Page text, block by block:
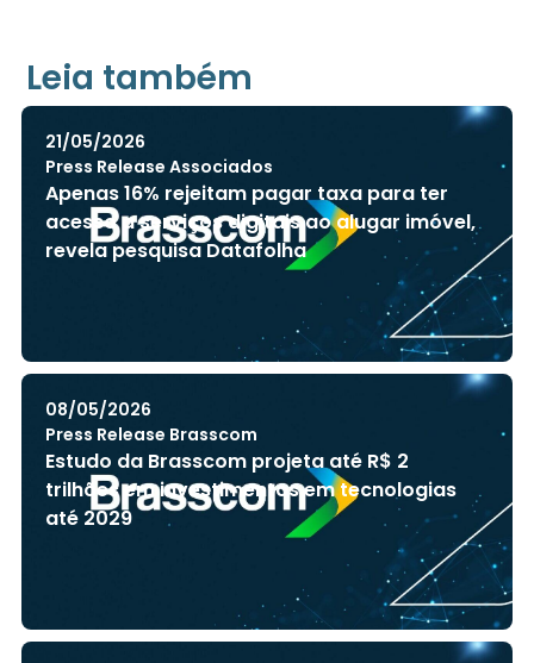
Leia também
21/05/2026
Press Release Associados
Apenas 16% rejeitam pagar taxa para ter
acesso a serviços digitais ao alugar imóvel,
revela pesquisa Datafolha
08/05/2026
Press Release Brasscom
Estudo da Brasscom projeta até R$ 2
trilhões em investimentos em tecnologias
até 2029